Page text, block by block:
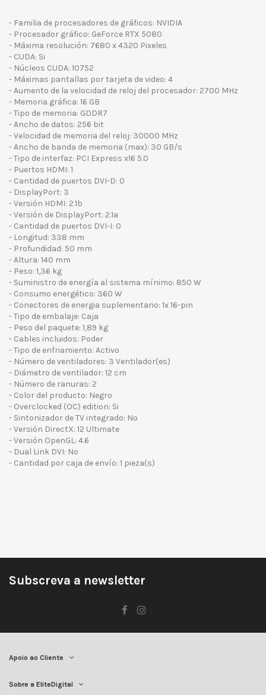
- Familia de procesadores de gráficos: NVIDIA
- Procesador gráfico: GeForce RTX 5080
- Máxima resolución: 7680 x 4320 Pixeles
- CUDA: Si
- Núcleos CUDA: 10752
- Máximas pantallas por tarjeta de video: 4
- Aumento de la velocidad de reloj del procesador: 2700 MHz
- Memoria gráfica: 16 GB
- Tipo de memoria: GDDR7
- Ancho de datos: 256 bit
- Velocidad de memoria del reloj: 30000 MHz
- Ancho de banda de memoria (max): 30 GB/s
- Tipo de interfaz: PCI Express x16 5.0
- Puertos HDMI: 1
- Cantidad de puertos DVI-D: 0
- DisplayPort: 3
- Versión HDMI: 2.1b
- Versión de DisplayPort: 2.1a
- Cantidad de puertos DVI-I: 0
- Longitud: 338 mm
- Profundidad: 50 mm
- Altura: 140 mm
- Peso: 1,36 kg
- Suministro de energía al sistema mínimo: 850 W
- Consumo energético: 360 W
- Conectores de energia suplementario: 1x 16-pin
- Tipo de embalaje: Caja
- Peso del paquete: 1,89 kg
- Cables incluidos: Poder
- Tipo de enfriamiento: Activo
- Número de ventiladores: 3 Ventilador(es)
- Diámetro de ventilador: 12 cm
- Número de ranuras: 2
- Color del producto: Negro
- Overclocked (OC) edition: Si
- Sintonizador de TV integrado: No
- Versión DirectX: 12 Ultimate
- Versión OpenGL: 4.6
- Dual Link DVI: No
- Cantidad por caja de envío: 1 pieza(s)
Subscreva a newsletter
Apoio ao Cliente
Sobre a EliteDigital